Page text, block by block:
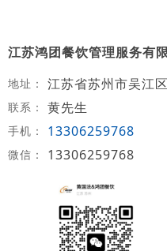
江苏鸿团餐饮管理服务有
地址： 江苏省苏州市吴江
联系： 黄先生
手机： 13306259768
微信： 13306259768